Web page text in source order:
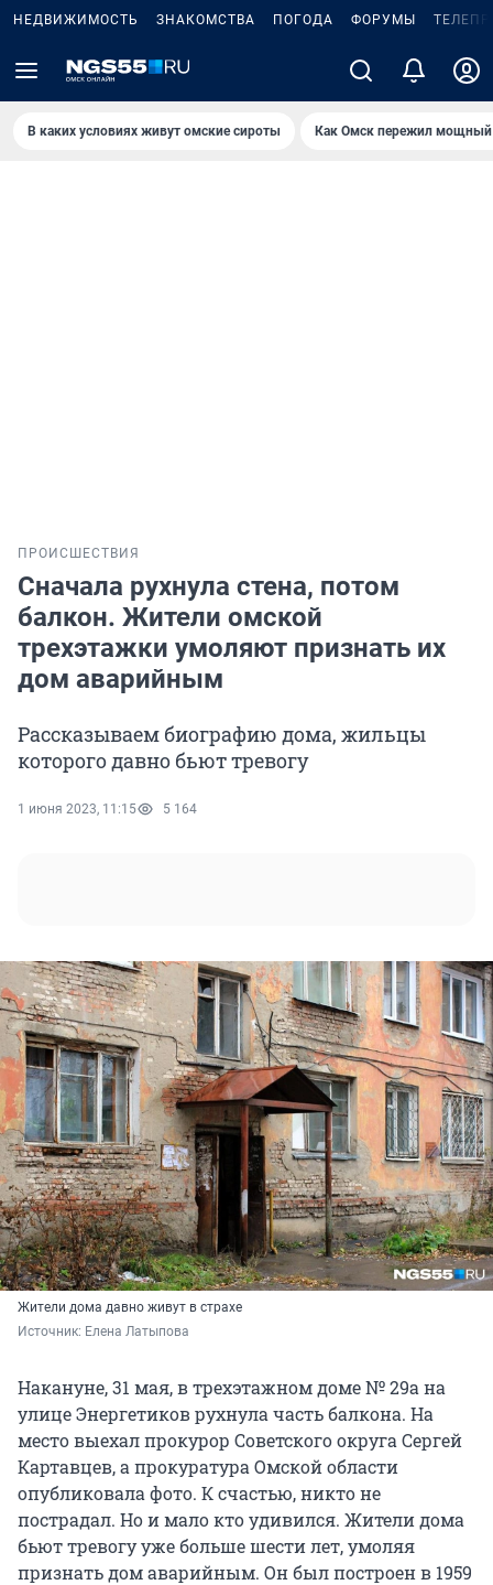
НЕДВИЖИМОСТЬ ЗНАКОМСТВА ПОГОДА ФОРУМЫ
В каких условиях живут омские сироты Как Омск пережил мощный
ПРОИСШЕСТВИЯ
Сначала рухнула стена, потом
балкон. Жители омской
трехэтажки умоляют признать их
дом аварийным
Рассказываем биографию дома, жильцы
которого давно бьют тревогу
1 июня 2023, 11:15 5 164
Жители дома давно живут в страхе
Источник: Елена Латыпова
Накануне, 31 мая, в трехэтажном доме № 29а на
улице Энергетиков рухнула часть балкона. На
место выехал прокурор Советского округа Сергей
Картавцев, а прокуратура Омской области
опубликовала фото. К счастью, никто не
пострадал. Но и мало кто удивился. Жители дома
бьют тревогу уже больше шести лет, умоляя
признать дом аварийным. Он был построен в 1959